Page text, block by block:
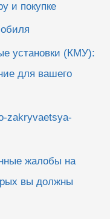
и покупке
установки (КМУ):
для вашего
zakryvaetsya-
жалобы на
вы должны